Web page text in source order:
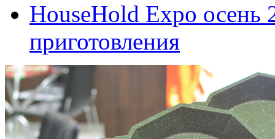
HouseHold Expo осень
приготовления